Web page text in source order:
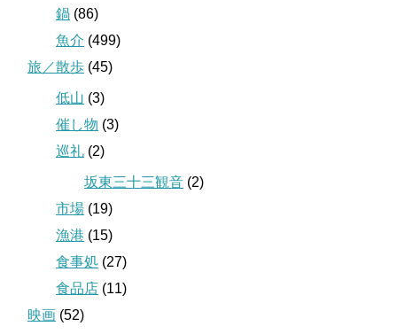
鍋 (86)
魚介 (499)
旅／散歩 (45)
低山 (3)
催し物 (3)
巡礼 (2)
坂東三十三観音 (2)
市場 (19)
漁港 (15)
食事処 (27)
食品店 (11)
映画 (52)